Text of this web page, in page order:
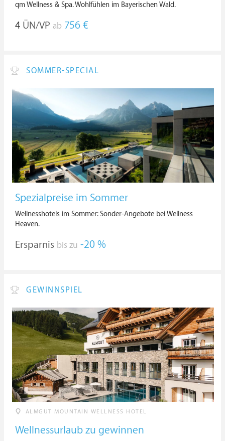
qm Wellness & Spa. Wohlfühlen im Bayerischen Wald.
4 ÜN/VP ab 756 €
SOMMER-SPECIAL
Spezialpreise im Sommer
Wellnesshotels im Sommer: Sonder-Angebote bei Wellness
Heaven.
Ersparnis bis zu -20 %
GEWINNSPIEL
ALMGUT MOUNTAIN WELLNESS HOTEL
Wellnessurlaub zu gewinnen